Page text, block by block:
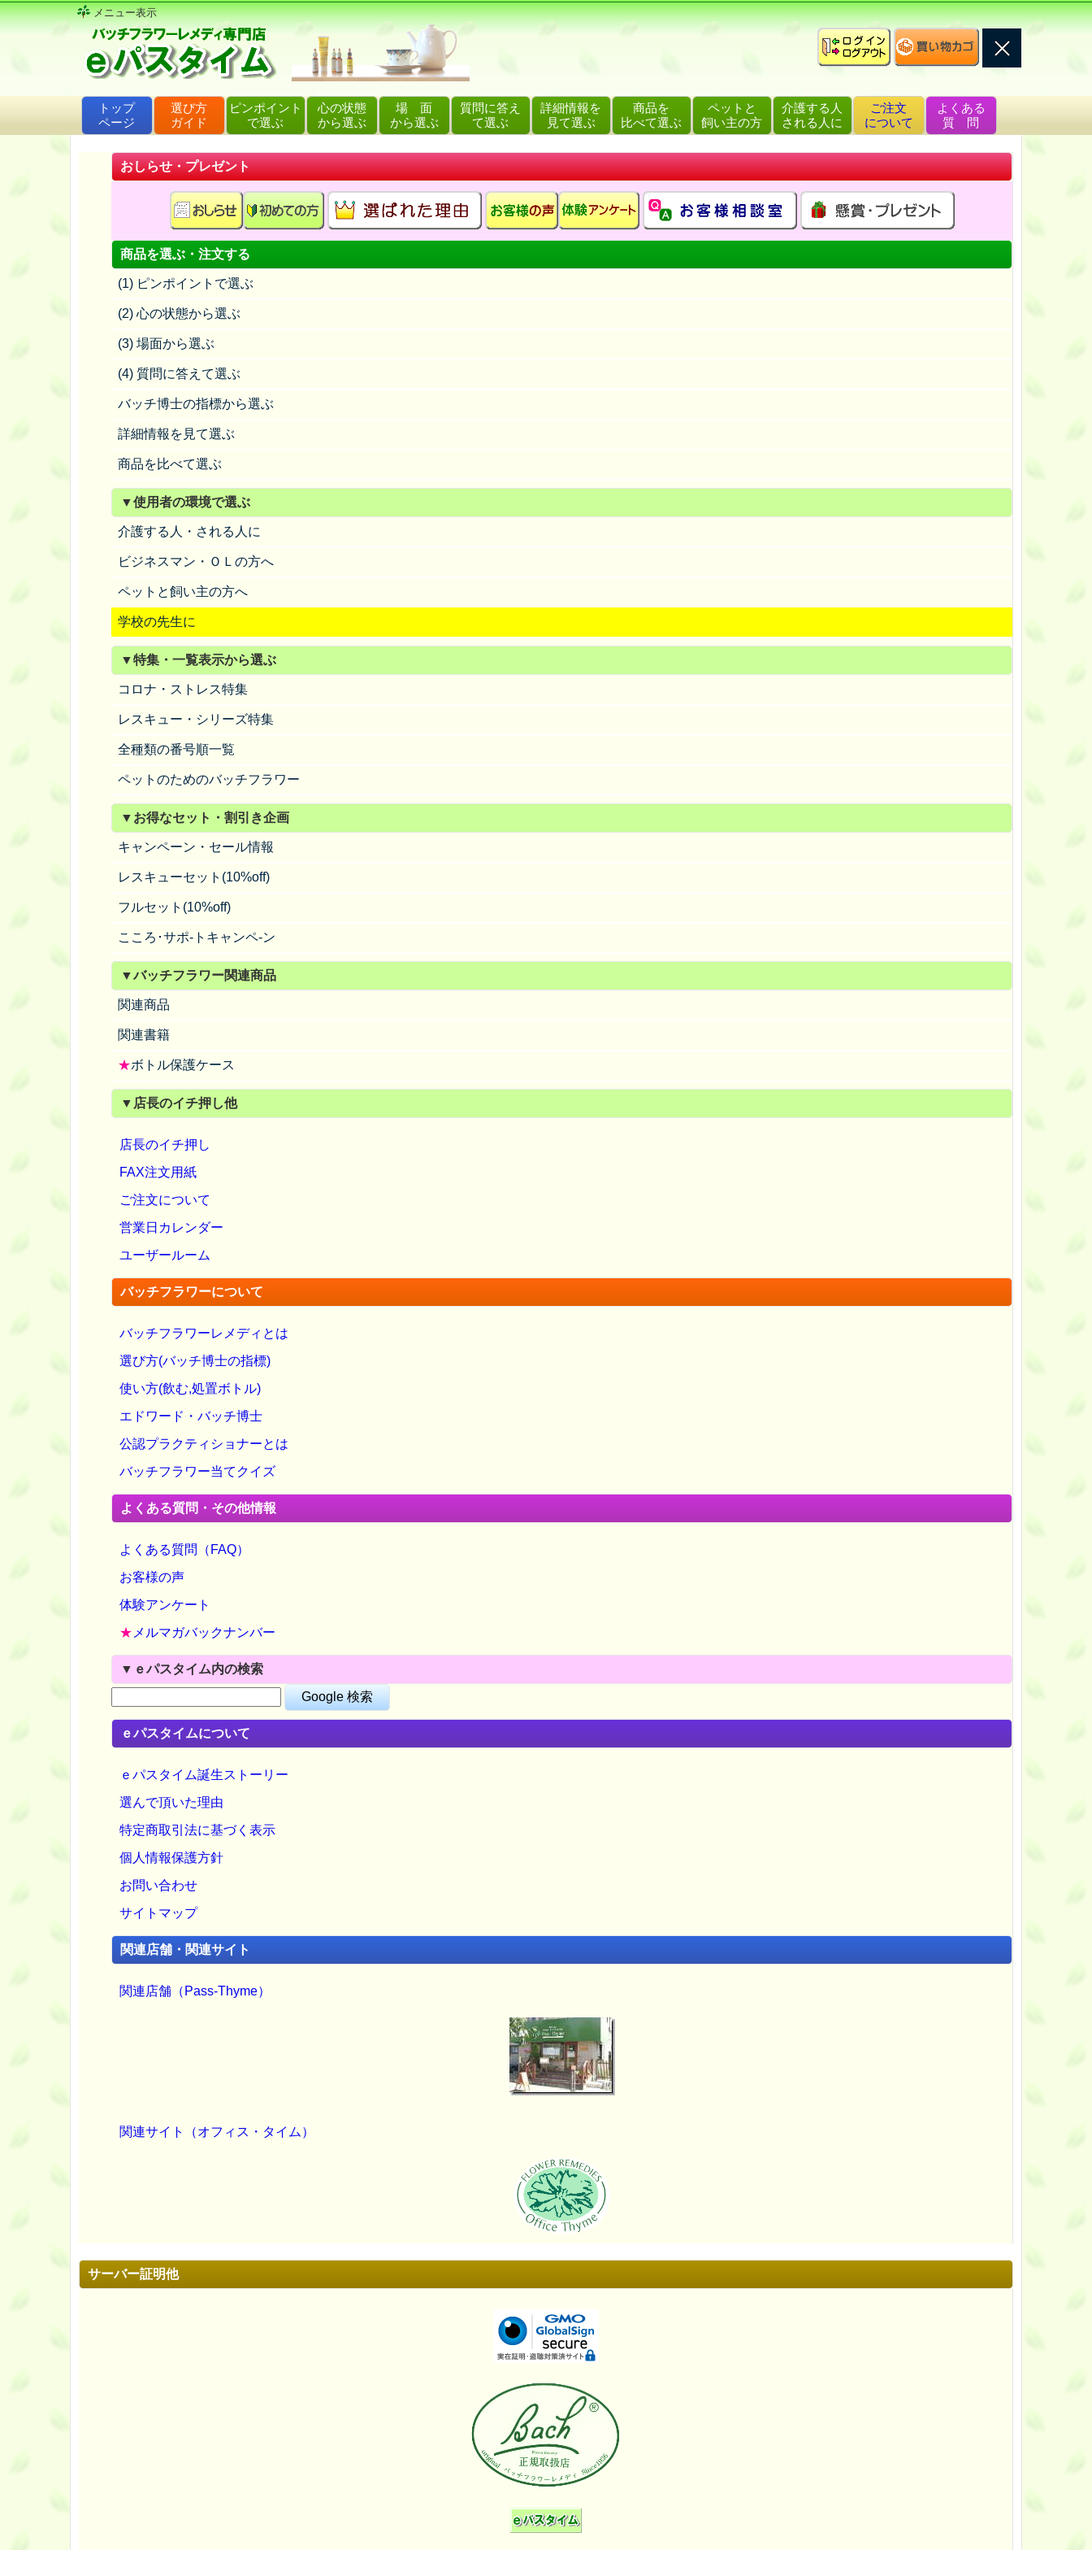
メニュー表示
トップ
ページ
選び方
ガイド
ピンポイント
で選ぶ
心の状態
から選ぶ
場 面
から選ぶ
質問に答え
て選ぶ
詳細情報を
見て選ぶ
商品を
比べて選ぶ
ペットと
飼い主の方
介護する人
される人に
ご注文
について
よくある
質 問
おしらせ・プレゼント
商品を選ぶ・注文する
(1) ピンポイントで選ぶ
(2) 心の状態から選ぶ
(3) 場面から選ぶ
(4) 質問に答えて選ぶ
バッチ博士の指標から選ぶ
詳細情報を見て選ぶ
商品を比べて選ぶ
▼使用者の環境で選ぶ
介護する人・される人に
ビジネスマン・ＯＬの方へ
ペットと飼い主の方へ
学校の先生に
▼特集・一覧表示から選ぶ
コロナ・ストレス特集
レスキュー・シリーズ特集
全種類の番号順一覧
ペットのためのバッチフラワー
▼お得なセット・割引き企画
キャンペーン・セール情報
レスキューセット(10%off)
フルセット(10%off)
こころ･サポ-トキャンペ-ン
▼バッチフラワー関連商品
関連商品
関連書籍
★ボトル保護ケース
▼店長のイチ押し他
店長のイチ押し
FAX注文用紙
ご注文について
営業日カレンダー
ユーザールーム
バッチフラワーについて
バッチフラワーレメディとは
選び方(バッチ博士の指標)
使い方(飲む,処置ボトル)
エドワード・バッチ博士
公認プラクティショナーとは
バッチフラワー当てクイズ
よくある質問・その他情報
よくある質問（FAQ）
お客様の声
体験アンケート
★ メルマガバックナンバー
▼ｅパスタイム内の検索
ｅパスタイムについて
ｅパスタイム誕生ストーリー
選んで頂いた理由
特定商取引法に基づく表示
個人情報保護方針
お問い合わせ
サイトマップ
関連店舗・関連サイト
関連店舗（Pass-Thyme）
関連サイト（オフィス・タイム）
サーバー証明他